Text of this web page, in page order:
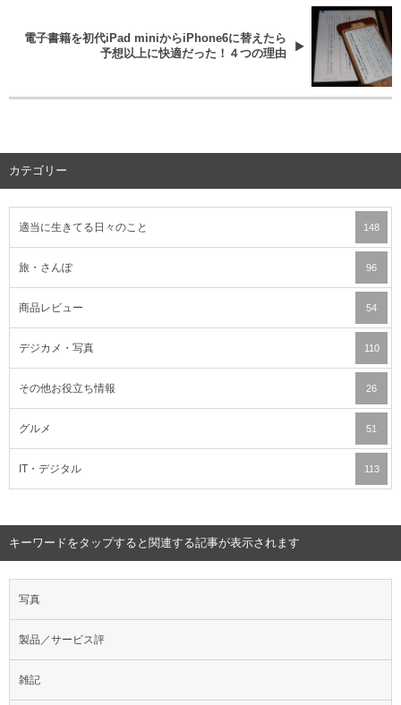
電子書籍を初代iPad miniからiPhone6に替えたら
予想以上に快適だった！４つの理由
カテゴリー
適当に生きてる日々のこと 148
旅・さんぽ 96
商品レビュー 54
デジカメ・写真 110
その他お役立ち情報 26
グルメ 51
IT・デジタル 113
キーワードをタップすると関連する記事が表示されます
写真
製品／サービス評
雑記